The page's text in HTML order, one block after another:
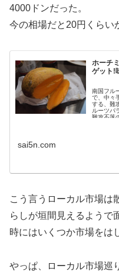
4000ドンだった。
今の相場だと20円くらい
ホーチ
ゲット!
南国フル
で、中々
する、難
ルーツパ
難攻不落
sai5n.com
こう言うローカル市場は
らしが垣間見えるようで
時にはいくつか市場をは
やっぱ、ローカル市場巡